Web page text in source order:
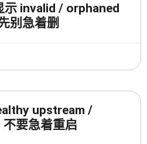
示 invalid / orphaned
别急着删
upstream /
要急着重启